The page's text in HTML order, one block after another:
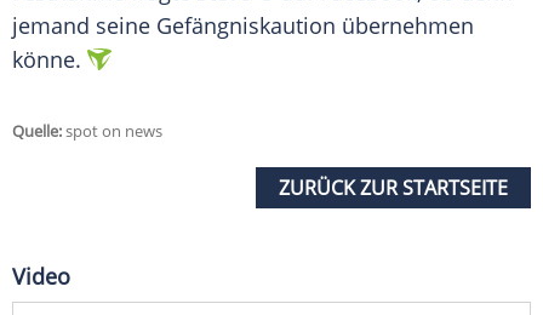
jemand seine Gefängniskaution übernehmen
könne.
Quelle:spot on news
ZURÜCK ZUR STARTSEITE
Video